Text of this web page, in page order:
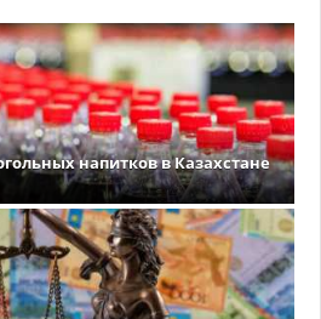
напитков в Казахстане